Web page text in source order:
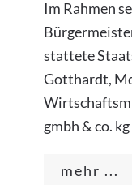
Im Rahmen
stattete
Gotthardt,
gmbh & co.
mehr ...